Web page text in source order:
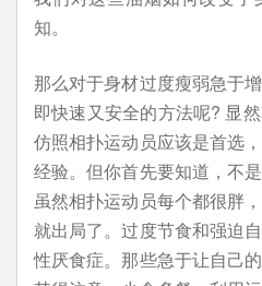
知。
那么对于身材过度瘦弱急于
即快速又安全的方法呢? 显
仿照相扑运动员应该是首选
经验。但你首先要知道，不
虽然相扑运动员每个都很胖
就出局了。过度节食和强迫
性厌食症。那些急于让自己